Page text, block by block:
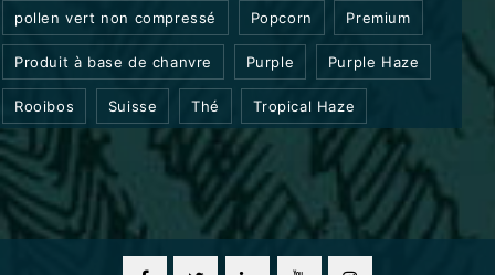
pollen vert non compressé Popcorn Premium
Produit à base de chanvre Purple Purple Haze
Rooibos Suisse Thé Tropical Haze